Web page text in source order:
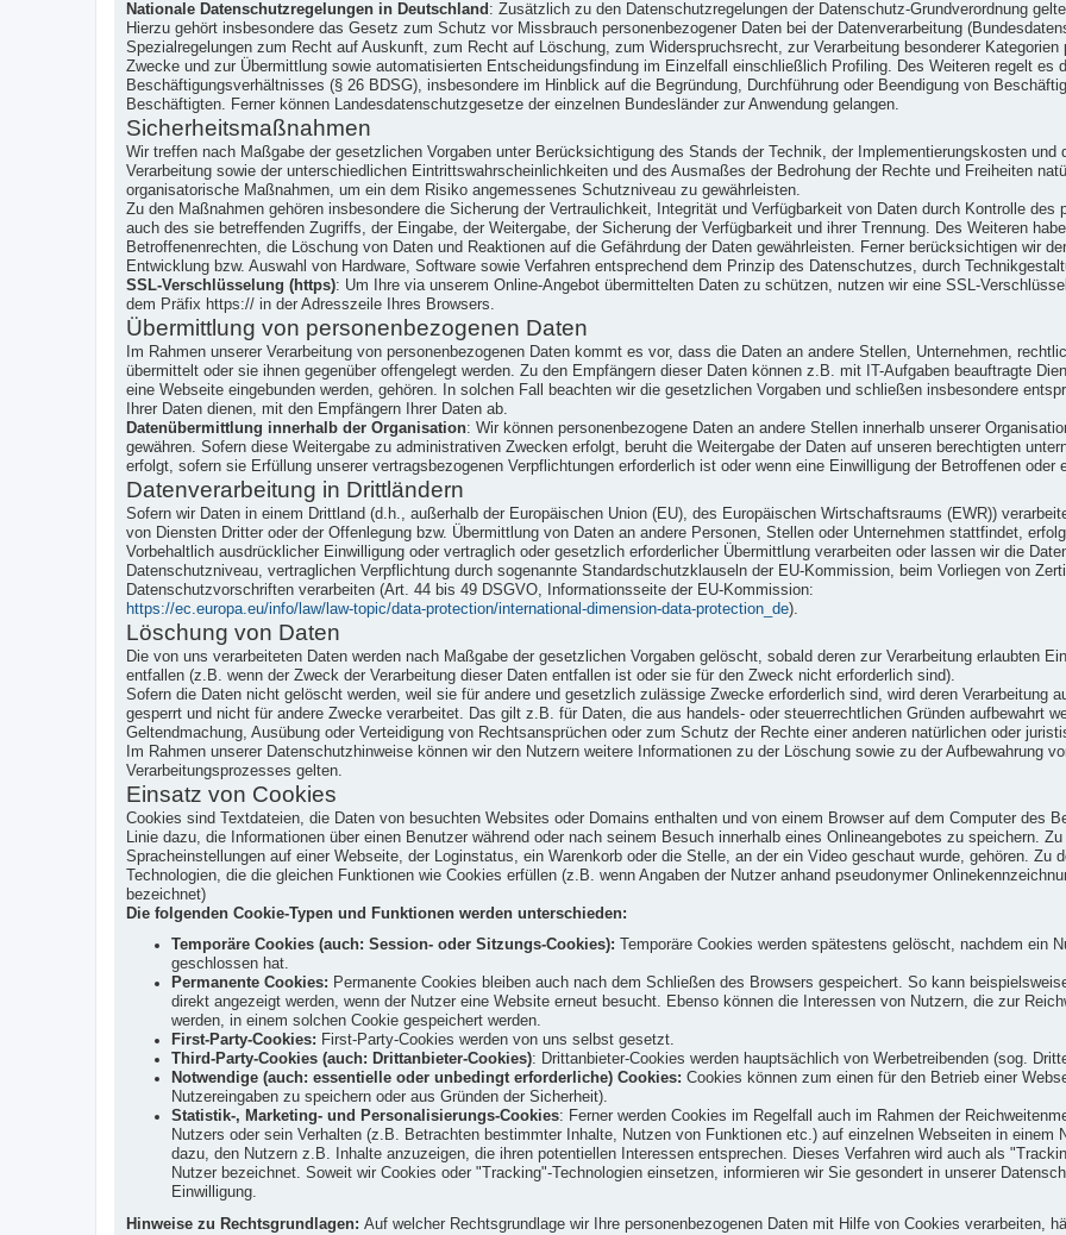
Nationale Datenschutzregelungen in Deutschland : Zusätzlich zu den Datenschutzregelungen der Datenschutz-Grundverordnung
Hierzu gehört insbesondere das Gesetz zum Schutz vor Missbrauch personenbezogener Daten bei der Datenverarbeitung
Spezialregelungen zum Recht auf Auskunft, zum Recht auf Löschung, zum Widerspruchsrecht, zur Verarbeitung besonderer
Zwecke und zur Übermittlung sowie automatisierten Entscheidungsfindung im Einzelfall einschließlich Profiling. Des Weiteren regelt es
Beschäftigungsverhältnisses (§ 26 BDSG), insbesondere im Hinblick auf die Begründung, Durchführung oder Beendigung von
Beschäftigten. Ferner können Landesdatenschutzgesetze der einzelnen Bundesländer zur Anwendung gelangen.
Sicherheitsmaßnahmen
Wir treffen nach Maßgabe der gesetzlichen Vorgaben unter Berücksichtigung des Stands der Technik, der Implementierungskosten
Verarbeitung sowie der unterschiedlichen Eintrittswahrscheinlichkeiten und des Ausmaßes der Bedrohung der Rechte und Freiheiten
organisatorische Maßnahmen, um ein dem Risiko angemessenes Schutzniveau zu gewährleisten.
Zu den Maßnahmen gehören insbesondere die Sicherung der Vertraulichkeit, Integrität und Verfügbarkeit von Daten durch Kontrolle
auch des sie betreffenden Zugriffs, der Eingabe, der Weitergabe, der Sicherung der Verfügbarkeit und ihrer Trennung. Des Weiteren
Betroffenenrechten, die Löschung von Daten und Reaktionen auf die Gefährdung der Daten gewährleisten. Ferner berücksichtigen wir
Entwicklung bzw. Auswahl von Hardware, Software sowie Verfahren entsprechend dem Prinzip des Datenschutzes, durch
SSL-Verschlüsselung (https): Um Ihre via unserem Online-Angebot übermittelten Daten zu schützen, nutzen wir eine SSL-
dem Präfix https:// in der Adresszeile Ihres Browsers.
Übermittlung von personenbezogenen Daten
Im Rahmen unserer Verarbeitung von personenbezogenen Daten kommt es vor, dass die Daten an andere Stellen, Unternehmen,
übermittelt oder sie ihnen gegenüber offengelegt werden. Zu den Empfängern dieser Daten können z.B. mit IT-Aufgaben beauftragte
eine Webseite eingebunden werden, gehören. In solchen Fall beachten wir die gesetzlichen Vorgaben und schließen insbesondere
Ihrer Daten dienen, mit den Empfängern Ihrer Daten ab.
Datenübermittlung innerhalb der Organisation: Wir können personenbezogene Daten an andere Stellen innerhalb unserer
gewähren. Sofern diese Weitergabe zu administrativen Zwecken erfolgt, beruht die Weitergabe der Daten auf unseren berechtigten
erfolgt, sofern sie Erfüllung unserer vertragsbezogenen Verpflichtungen erforderlich ist oder wenn eine Einwilligung der Betroffenen oder
Datenverarbeitung in Drittländern
Sofern wir Daten in einem Drittland (d.h., außerhalb der Europäischen Union (EU), des Europäischen Wirtschaftsraums (EWR))
von Diensten Dritter oder der Offenlegung bzw. Übermittlung von Daten an andere Personen, Stellen oder Unternehmen stattfindet,
Vorbehaltlich ausdrücklicher Einwilligung oder vertraglich oder gesetzlich erforderlicher Übermittlung verarbeiten oder lassen wir die
Datenschutzniveau, vertraglichen Verpflichtung durch sogenannte Standardschutzklauseln der EU-Kommission, beim Vorliegen von
Datenschutzvorschriften verarbeiten (Art. 44 bis 49 DSGVO, Informationsseite der EU-Kommission:
https://ec.europa.eu/info/law/law-topic/data-protection/international-dimension-data-protection_de).
Löschung von Daten
Die von uns verarbeiteten Daten werden nach Maßgabe der gesetzlichen Vorgaben gelöscht, sobald deren zur Verarbeitung erlaubten
entfallen (z.B. wenn der Zweck der Verarbeitung dieser Daten entfallen ist oder sie für den Zweck nicht erforderlich sind).
Sofern die Daten nicht gelöscht werden, weil sie für andere und gesetzlich zulässige Zwecke erforderlich sind, wird deren Verarbeitung
gesperrt und nicht für andere Zwecke verarbeitet. Das gilt z.B. für Daten, die aus handels- oder steuerrechtlichen Gründen aufbewahrt
Geltendmachung, Ausübung oder Verteidigung von Rechtsansprüchen oder zum Schutz der Rechte einer anderen natürlichen oder
Im Rahmen unserer Datenschutzhinweise können wir den Nutzern weitere Informationen zu der Löschung sowie zu der Aufbewahrung
Verarbeitungsprozesses gelten.
Einsatz von Cookies
Cookies sind Textdateien, die Daten von besuchten Websites oder Domains enthalten und von einem Browser auf dem Computer des
Linie dazu, die Informationen über einen Benutzer während oder nach seinem Besuch innerhalb eines Onlineangebotes zu speichern.
Spracheinstellungen auf einer Webseite, der Loginstatus, ein Warenkorb oder die Stelle, an der ein Video geschaut wurde, gehören. Zu
Technologien, die die gleichen Funktionen wie Cookies erfüllen (z.B. wenn Angaben der Nutzer anhand pseudonymer
bezeichnet)
Die folgenden Cookie-Typen und Funktionen werden unterschieden:
Temporäre Cookies (auch: Session- oder Sitzungs-Cookies): Temporäre Cookies werden spätestens gelöscht, nachdem ein
geschlossen hat.
Permanente Cookies: Permanente Cookies bleiben auch nach dem Schließen des Browsers gespeichert. So kann
direkt angezeigt werden, wenn der Nutzer eine Website erneut besucht. Ebenso können die Interessen von Nutzern, die zur
werden, in einem solchen Cookie gespeichert werden.
First-Party-Cookies: First-Party-Cookies werden von uns selbst gesetzt.
Third-Party-Cookies (auch: Drittanbieter-Cookies): Drittanbieter-Cookies werden hauptsächlich von Werbetreibenden (sog.
Notwendige (auch: essentielle oder unbedingt erforderliche) Cookies: Cookies können zum einen für den Betrieb einer
Nutzereingaben zu speichern oder aus Gründen der Sicherheit).
Statistik-, Marketing- und Personalisierungs-Cookies: Ferner werden Cookies im Regelfall auch im Rahmen der
Nutzers oder sein Verhalten (z.B. Betrachten bestimmter Inhalte, Nutzen von Funktionen etc.) auf einzelnen Webseiten in einem
dazu, den Nutzern z.B. Inhalte anzuzeigen, die ihren potentiellen Interessen entsprechen. Dieses Verfahren wird auch als
Nutzer bezeichnet. Soweit wir Cookies oder "Tracking"-Technologien einsetzen, informieren wir Sie gesondert in unserer
Einwilligung.
Hinweise zu Rechtsgrundlagen: Auf welcher Rechtsgrundlage wir Ihre personenbezogenen Daten mit Hilfe von Cookies verarbeiten,